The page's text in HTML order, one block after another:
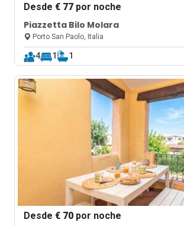
Desde€ 77 por noche
Piazzetta Bilo Molara
Porto San Paolo, Italia
4 1 1
Desde€ 70 por noche